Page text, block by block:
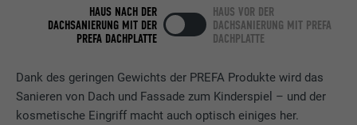
Dank des geringen Gewichts der PREFA Produkte wird das
Sanieren von Dach und Fassade zum Kinderspiel – und der
kosmetische Eingriff macht auch optisch einiges her.
HAUS NACH DER
DACHSANIERUNG MIT DER
PREFA DACHPLATTE
HAUS VOR DER
DACHSANIERUNG MIT PREFA
DACHPLATTE
Verwendet vom Social-Networking-Dienst
Dienstleistungen.